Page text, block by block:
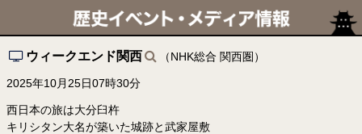
ウィークエンド関西 （NHK総合 関西圏）
2025年10月25日07時30分
西日本の旅は大分臼杵
キリシタン大名が築いた城跡と武家屋敷